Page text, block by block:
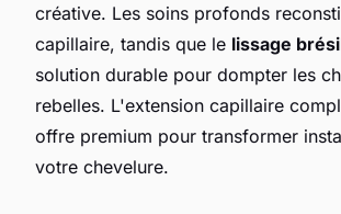
créative. Les soins profonds
capillaire, tandis que le lissage
solution durable pour dompter les
rebelles. L'extension capillaire
offre premium pour transformer
votre chevelure.